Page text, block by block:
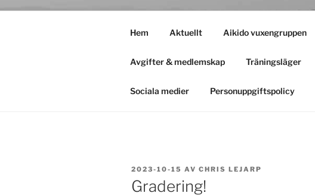
Hem Aktuellt Aikido vuxengruppen
Avgifter & medlemskap Träningsläger
Sociala medier Personuppgiftspolicy
PUBLICERAT
2023-10-15 AV CHRIS LEJARP
Gradering!